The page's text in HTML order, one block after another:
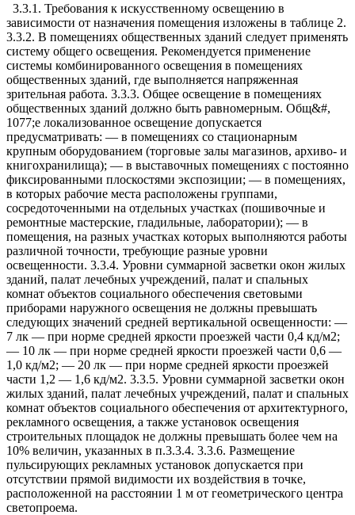
3.3.1. Требования к искусственному освещению в
зависимости от назначения помещения изложены в таблице 2.
3.3.2. В помещениях общественных зданий следует применять
систему общего освещения. Рекомендуется применение
системы комбинированного освещения в помещениях
общественных зданий, где выполняется напряженная
зрительная работа. 3.3.3. Общее освещение в помещениях
общественных зданий должно быть равномерным. Общ&#,
1077;е локализованное освещение допускается
предусматривать: — в помещениях со стационарным
крупным оборудованием (торговые залы магазинов, архиво- и
книгохранилища); — в выставочных помещениях с постоянно
фиксированными плоскостями экспозиции; — в помещениях,
в которых рабочие места расположены группами,
сосредоточенными на отдельных участках (пошивочные и
ремонтные мастерские, гладильные, лаборатории); — в
помещения, на разных участках которых выполняются работы
различной точности, требующие разные уровни
освещенности. 3.3.4. Уровни суммарной засветки окон жилых
зданий, палат лечебных учреждений, палат и спальных
комнат объектов социального обеспечения световыми
приборами наружного освещения не должны превышать
следующих значений средней вертикальной освещенности: —
7 лк — при норме средней яркости проезжей части 0,4 кд/м2;
— 10 лк — при норме средней яркости проезжей части 0,6 —
1,0 кд/м2; — 20 лк — при норме средней яркости проезжей
части 1,2 — 1,6 кд/м2. 3.3.5. Уровни суммарной засветки окон
жилых зданий, палат лечебных учреждений, палат и спальных
комнат объектов социального обеспечения от архитектурного,
рекламного освещения, а также установок освещения
строительных площадок не должны превышать более чем на
10% величин, указанных в п.3.3.4. 3.3.6. Размещение
пульсирующих рекламных установок допускается при
отсутствии прямой видимости их воздействия в точке,
расположенной на расстоянии 1 м от геометрического центра
светопроема.